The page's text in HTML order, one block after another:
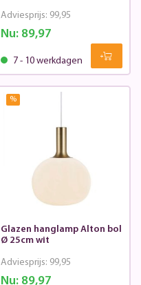
Nu: 89,97
Adviesprijs: 99,95
7 - 10 werkdagen
%
Glazen hanglamp Alton bol
Ø 25cm wit
Nu: 89,97
Adviesprijs: 99,95